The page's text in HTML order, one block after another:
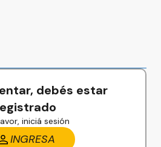
debés estar
iniciá sesión
INGRESA